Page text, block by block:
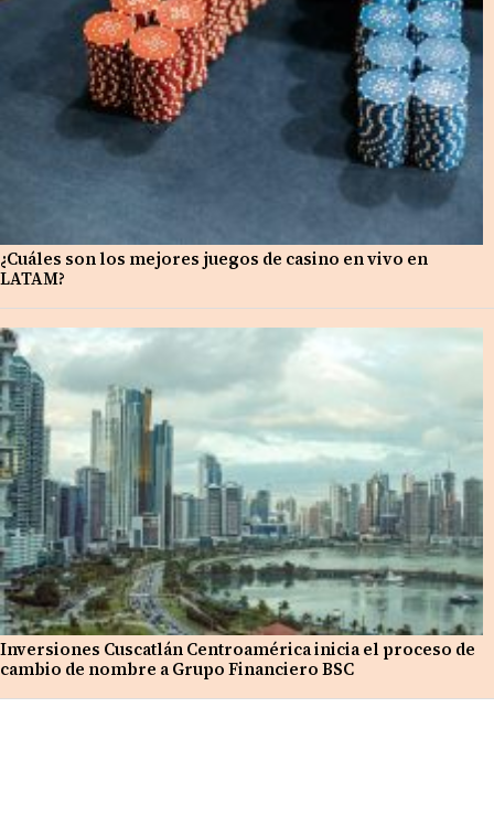
¿Cuáles son los mejores juegos de casino en vivo en
LATAM?
Inversiones Cuscatlán Centroamérica inicia el proceso de
cambio de nombre a Grupo Financiero BSC